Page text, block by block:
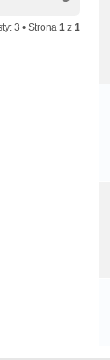
g
ó
3 • Strona 1z 1